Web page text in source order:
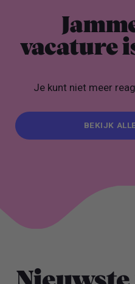
vacature
Je kunt niet meer
BEKIJK